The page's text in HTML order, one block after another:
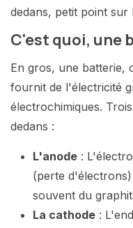
dedans, petit point sur
C'est quoi, une
En gros, une batterie,
fournit de l'électricité
électrochimiques.
dedans :
L'anode :
(perte
souvent du
La cathode :